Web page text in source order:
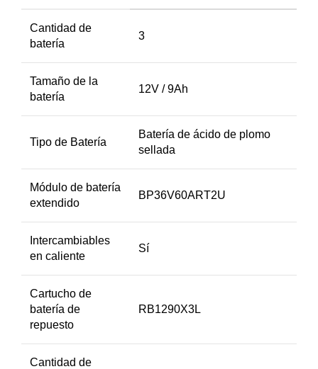
Cantidad de
batería
3
Tamaño de la
batería
12V / 9Ah
Tipo de Batería
Batería de ácido de plomo
sellada
Módulo de batería
extendido
BP36V60ART2U
Intercambiables
en caliente
Sí
Cartucho de
batería de
repuesto
RB1290X3L
Cantidad de